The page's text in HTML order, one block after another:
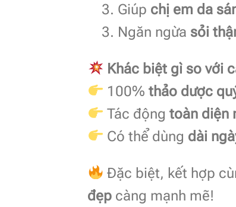
3. Giúp chị em da
3. Ngăn ngừa sỏi
Khác biệt gì so với
100%thảo dược
Tác độngtoàn diện
Có thể dùng dài
Đặc biệt, kết hợp
đẹp càng mạnh mẽ!